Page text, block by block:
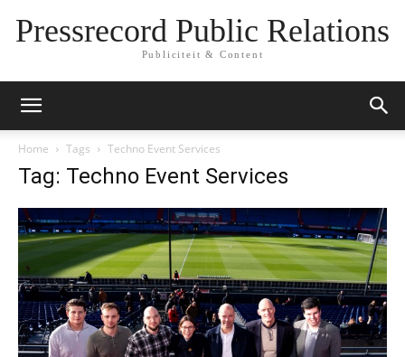
Pressrecord Public Relations
Publiciteit & Content
Home Tags Techno Event Services
Tag: Techno Event Services